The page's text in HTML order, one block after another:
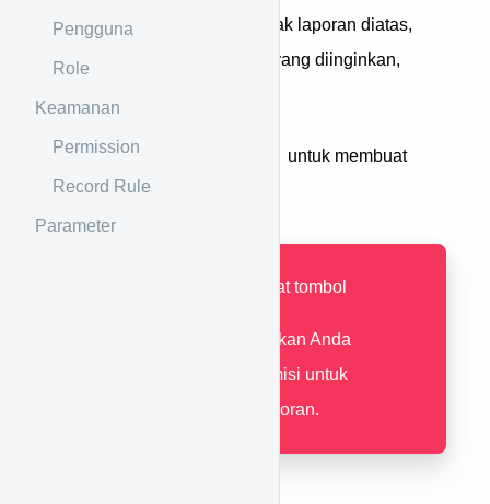
Pengguna
Role
Keamanan
Permission
Record Rule
Parameter
Untuk mendownload / mencetak laporan diatas,
Anda pilih sub-menu laporan yang diinginkan,
Tekan tombol
untuk membuat
pendaftaran baru.
Jika tidak terdapat tombol
pastikan Anda
mempunyai permisi untuk
mengenerate laporan.